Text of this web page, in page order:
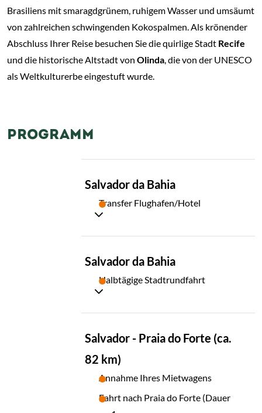
Brasiliens mit smaragdgrünem, ruhigem Wasser und umsäumt
von zahlreichen schwingenden Kokospalmen. Als krönender
Abschluss Ihrer Reise besuchen Sie die quirlige Stadt Recife
und die historische Altstadt von Olinda, die von der UNESCO
als Weltkulturerbe eingestuft wurde.
PROGRAMM
Salvador da Bahia
Transfer Flughafen/Hotel
Salvador da Bahia
Halbtägige Stadtrundfahrt
Salvador - Praia do Forte (ca.
82 km)
Annahme Ihres Mietwagens
Fahrt nach Praia do Forte (Dauer